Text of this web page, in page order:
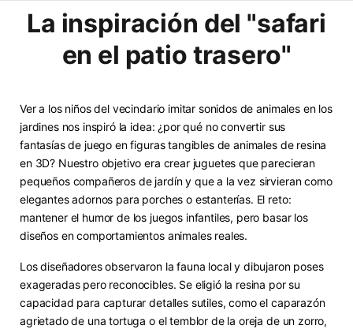
La inspiración del "safari
en el patio trasero"
Ver a los niños del vecindario imitar sonidos de animales en los
jardines nos inspiró la idea: ¿por qué no convertir sus
fantasías de juego en figuras tangibles de animales de resina
en 3D? Nuestro objetivo era crear juguetes que parecieran
pequeños compañeros de jardín y que a la vez sirvieran como
elegantes adornos para porches o estanterías. El reto:
mantener el humor de los juegos infantiles, pero basar los
diseños en comportamientos animales reales.
Los diseñadores observaron la fauna local y dibujaron poses
exageradas pero reconocibles. Se eligió la resina por su
capacidad para capturar detalles sutiles, como el caparazón
agrietado de una tortuga o el temblor de la oreja de un zorro,